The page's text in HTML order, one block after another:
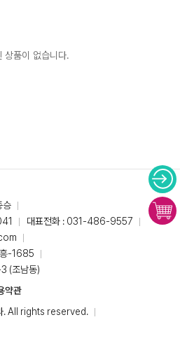
상품이 없습니다.
승
대표전화 : 031-486-9557
-1685
(조남동)
약관
. All rights reserved.